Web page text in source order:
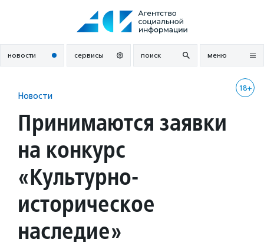
новости сервисы поиск меню
18+
Новости
Принимаются заявки
на конкурс
«Культурно-
историческое
наследие»